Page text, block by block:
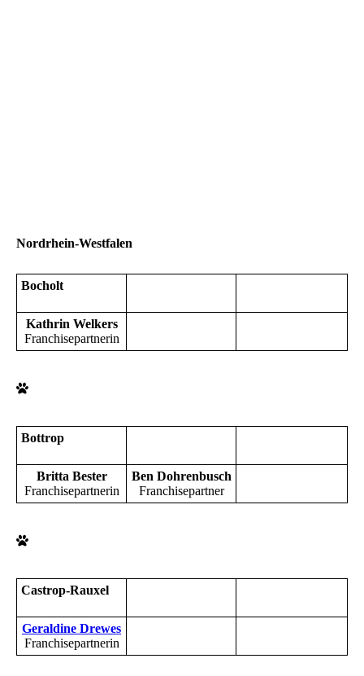
Nordrhein-Westfalen
Bocholt
Kathrin Welkers
Franchisepartnerin
Bottrop
Britta Bester
Franchisepartnerin
Ben Dohrenbusch
Franchisepartner
Castrop-Rauxel
Geraldine Drewes
Franchisepartnerin